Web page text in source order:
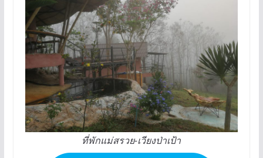
ที่พักแม่สรวย-เวียงป่าเป้า